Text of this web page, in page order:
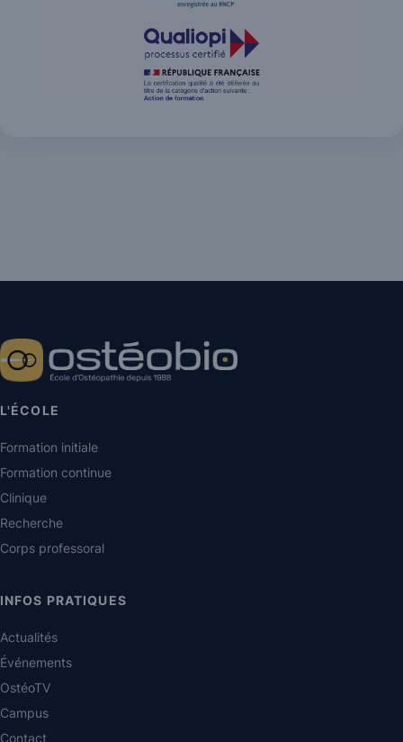
L'ÉCOLE
Formation initiale
Formation continue
Clinique
Recherche
Corps professoral
INFOS PRATIQUES
Actualités
Événements
OstéoTV
Campus
Contact